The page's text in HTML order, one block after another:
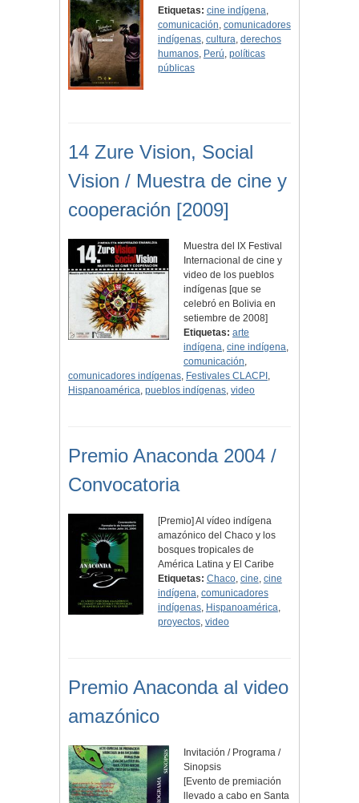
Etiquetas: cine indígena,
comunicación, comunicadores
indígenas, cultura, derechos
humanos, Perú, políticas
públicas
14 Zure Vision, Social
Vision / Muestra de cine y
cooperación [2009]
Muestra del IX Festival
Internacional de cine y
video de los pueblos
indígenas [que se
celebró en Bolivia en
setiembre de 2008]
Etiquetas: arte
indígena, cine indígena,
comunicación,
comunicadores indígenas, Festivales CLACPI ,
Hispanoamérica, pueblos indígenas, video
Premio Anaconda 2004 /
Convocatoria
[Premio] Al vídeo indígena
amazónico del Chaco y los
bosques tropicales de
América Latina y El Caribe
Etiquetas: Chaco, cine, cine
indígena, comunicadores
indígenas, Hispanoamérica,
proyectos, video
Premio Anaconda al video
amazónico
Invitación / Programa /
Sinopsis
[Evento de premiación
llevado a cabo en Santa